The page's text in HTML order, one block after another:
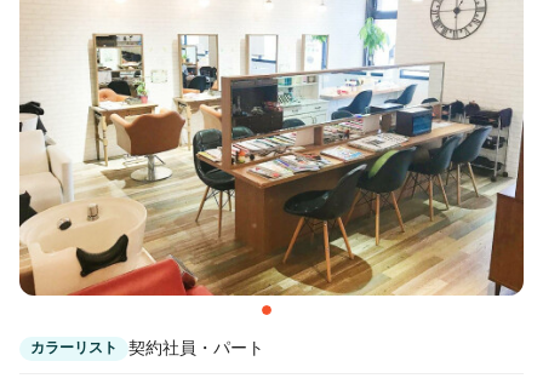
UNIX アリオ亀有店
亀有駅 徒歩6分
UNIX MARK IS みなとみらい店
みなとみらい駅 徒歩1分
UNIX ららぽーと新三郷店
新三郷駅 徒歩1分
カラーリスト 契約社員・パート